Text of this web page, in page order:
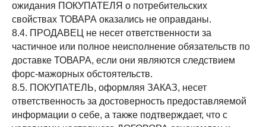
ожидания ПОКУПАТЕЛЯ о потребительских
свойствах ТОВАРА оказались не оправданы.
8.4. ПРОДАВЕЦ не несет ответственности за
частичное или полное неисполнение обязательств по
доставке ТОВАРА, если они являются следствием
форс-мажорных обстоятельств.
8.5. ПОКУПАТЕЛЬ, оформляя ЗАКАЗ, несет
ответственность за достоверность предоставляемой
информации о себе, а также подтверждает, что с